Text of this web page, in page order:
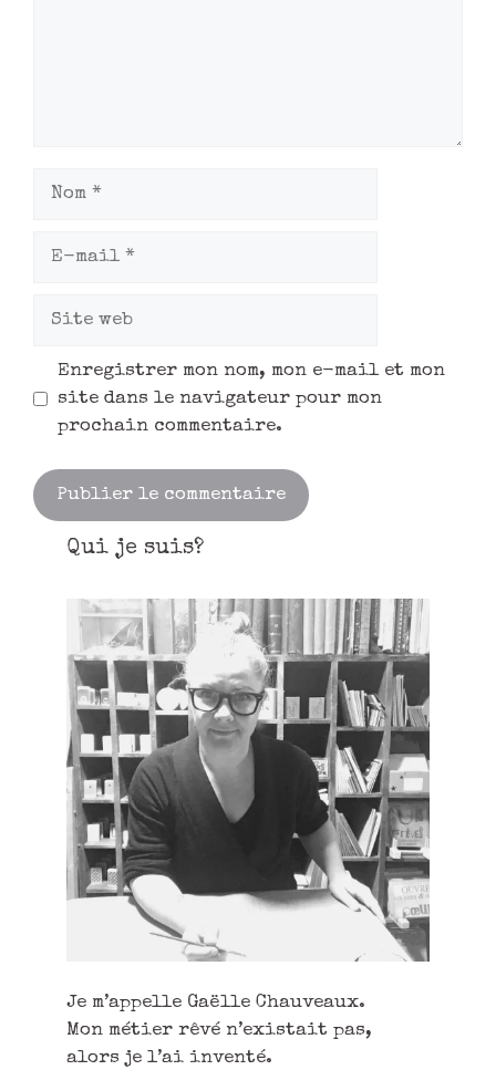
Enregistrer mon nom, mon e-mail et mon
site dans le navigateur pour mon
prochain commentaire.
Qui je suis?
Je m’appelle Gaëlle Chauveaux.
Mon métier rêvé n’existait pas,
alors je l’ai inventé.